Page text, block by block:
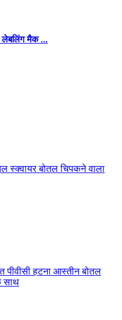
लेबलिंग मैक ...
स्क्वायर बोतल चिपकने वाला
पीवीसी हटना आस्तीन बोतल
साथ